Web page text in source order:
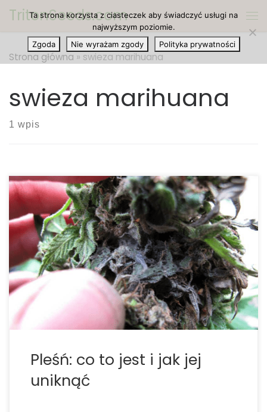
Przejdź do treści
TritonSeeds.com
Strona główna » swieza marihuana
swieza marihuana
1 wpis
Na największe ryzyko, że wystąpi pleśń jesteśmy
narażeni podczas suszenia marihuany. Jednak
oczywiście istnieje szansa, że pojawi się ona na
każdym etapie – nawet podczas
nieodpowiedniego przechowywania. Jeśli
kiedykolwiek zastanawiałeś się, skąd się bierze pleśń
i jak wpływa marihuanę, nie […]
Pleśń: co to jest i jak jej
uniknąć
Ta strona korzysta z ciasteczek aby świadczyć usługi na
najwyższym poziomie.
Zgoda
Nie wyrażam zgody Polityka prywatności